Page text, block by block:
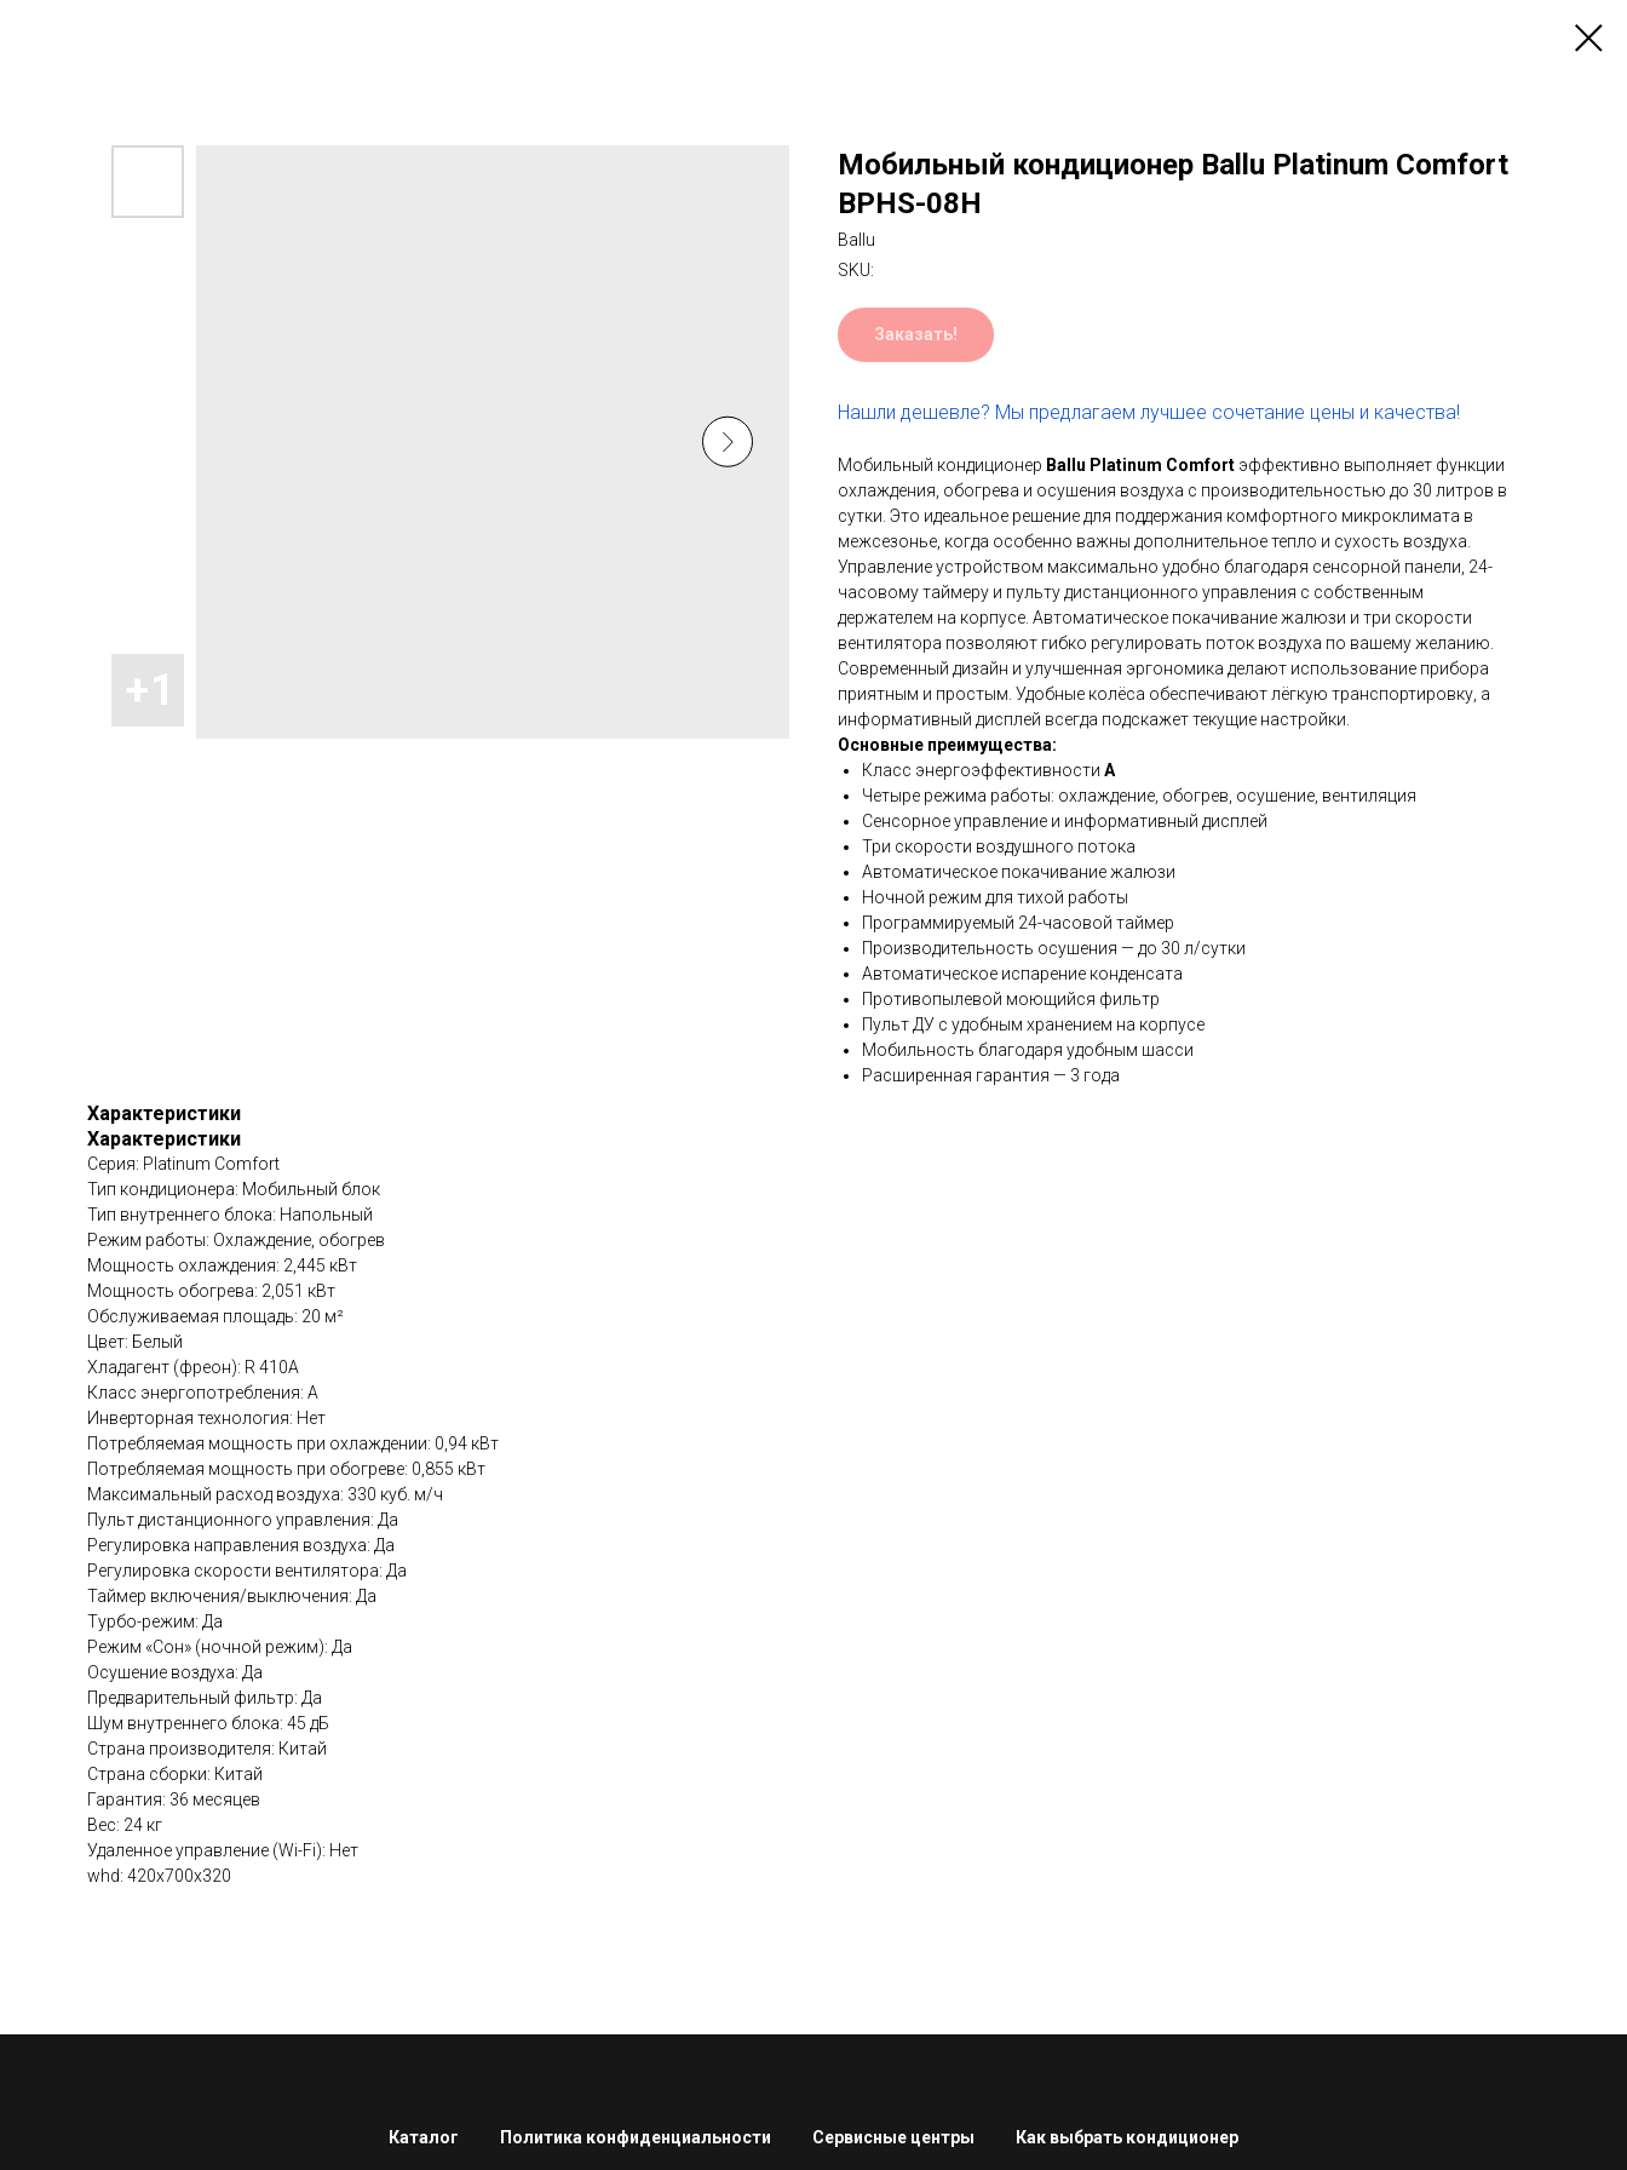
Мобильный кондиционер Ballu Platinum Comfort
BPHS-08H
Ballu
SKU:
Заказать!
Нашли дешевле? Мы предлагаем лучшее сочетание цены и качества!
Мобильный кондиционер Ballu Platinum Comfort эффективно выполняет функции
охлаждения, обогрева и осушения воздуха с производительностью до 30 литров в
сутки. Это идеальное решение для поддержания комфортного микроклимата в
межсезонье, когда особенно важны дополнительное тепло и сухость воздуха.
Управление устройством максимально удобно благодаря сенсорной панели, 24-
часовому таймеру и пульту дистанционного управления с собственным
держателем на корпусе. Автоматическое покачивание жалюзи и три скорости
вентилятора позволяют гибко регулировать поток воздуха по вашему желанию.
Современный дизайн и улучшенная эргономика делают использование прибора
приятным и простым. Удобные колёса обеспечивают лёгкую транспортировку, а
информативный дисплей всегда подскажет текущие настройки.
Основные преимущества:
Класс энергоэффективности А
Четыре режима работы: охлаждение, обогрев, осушение, вентиляция
Сенсорное управление и информативный дисплей
Три скорости воздушного потока
Автоматическое покачивание жалюзи
Ночной режим для тихой работы
Программируемый 24-часовой таймер
Производительность осушения — до 30 л/сутки
Автоматическое испарение конденсата
Противопылевой моющийся фильтр
Пульт ДУ с удобным хранением на корпусе
Мобильность благодаря удобным шасси
Расширенная гарантия — 3 года
Характеристики
Характеристики
Серия: Platinum Comfort
Тип кондиционера: Мобильный блок
Тип внутреннего блока: Напольный
Режим работы: Охлаждение, обогрев
Мощность охлаждения: 2,445 кВт
Мощность обогрева: 2,051 кВт
Обслуживаемая площадь: 20 м²
Цвет: Белый
Хладагент (фреон): R 410A
Класс энергопотребления: A
Инверторная технология: Нет
Потребляемая мощность при охлаждении: 0,94 кВт
Потребляемая мощность при обогреве: 0,855 кВт
Максимальный расход воздуха: 330 куб. м/ч
Пульт дистанционного управления: Да
Регулировка направления воздуха: Да
Регулировка скорости вентилятора: Да
Таймер включения/выключения: Да
Турбо-режим: Да
Режим «Сон» (ночной режим): Да
Осушение воздуха: Да
Предварительный фильтр: Да
Шум внутреннего блока: 45 дБ
Страна производителя: Китай
Страна сборки: Китай
Гарантия: 36 месяцев
Вес: 24 кг
Удаленное управление (Wi-Fi): Нет
whd: 420x700x320
Каталог Политика конфиденциальности Сервисные центры Как выбрать кондиционер